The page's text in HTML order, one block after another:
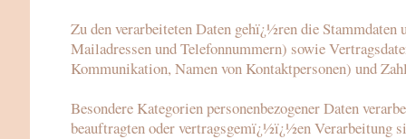
Zu den verarbeiteten Daten gehï¿½ren die
Mailadressen und Telefonnummern) sowie
Kommunikation, Namen von Kontaktpersonen) und
Besondere Kategorien personenbezogener Daten
beauftragten oder vertragsgemï¿½ï¿½en Verarbeitung